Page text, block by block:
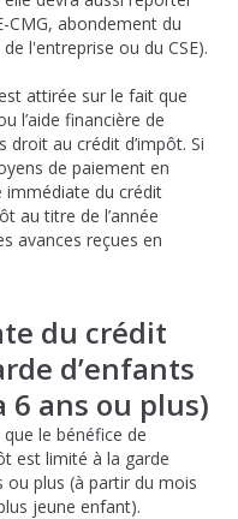
CMG, abondement du
l'entreprise ou du CSE).
attirée sur le fait que
l’aide financière de
droit au crédit d’impôt. Si
de paiement en
immédiate du crédit
au titre de l’année
avances reçues en
du crédit
d’enfants
ans ou plus)
le bénéfice de
est limité à la garde
ou plus (à partir du mois
jeune enfant).